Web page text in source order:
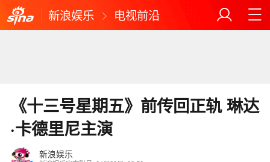
新浪娱乐 电视前沿
《十三号星期五》前传回正轨 琳达
·卡德里尼主演
新浪娱乐